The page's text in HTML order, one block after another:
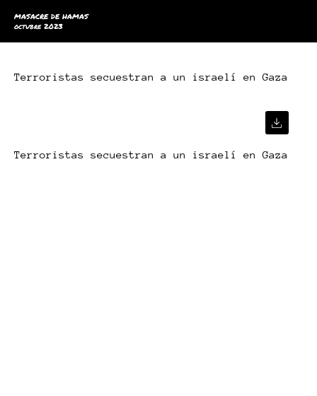
MASACRE DE HAMAS
octubre 2023
Terroristas secuestran a un israelí en Gaza
Terroristas secuestran a un israelí en Gaza